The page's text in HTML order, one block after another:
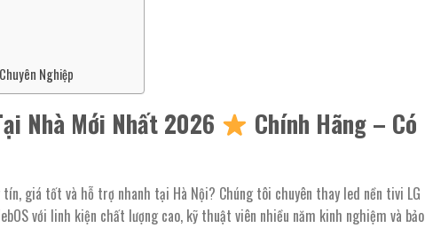
Nghiệp
Nhà Mới Nhất 2026
Chính Hãng – Có
tín, giá tốt và hỗ trợ nhanh tại Hà Nội? Chúng tôi chuyên thay led nền tivi LG
với linh kiện chất lượng cao, kỹ thuật viên nhiều năm kinh nghiệm và bảo